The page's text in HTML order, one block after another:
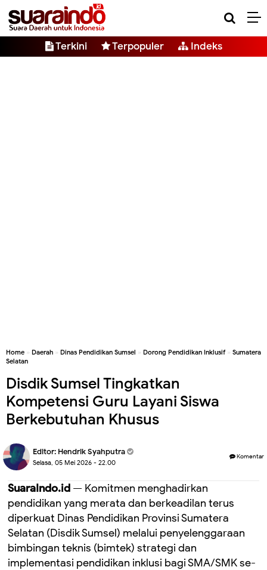
Terkini Terpopuler Indeks
Home » Daerah » Dinas Pendidikan Sumsel » Dorong Pendidikan Inklusif» Sumatera
Selatan
Disdik Sumsel Tingkatkan
Kompetensi Guru Layani Siswa
Berkebutuhan Khusus
Editor: Hendrik Syahputra
Selasa, 05 Mei 2026 - 22.00
Komentar
SuaraIndo.id — Komitmen menghadirkan
pendidikan yang merata dan berkeadilan terus
diperkuat Dinas Pendidikan Provinsi Sumatera
Selatan (Disdik Sumsel) melalui penyelenggaraan
bimbingan teknis (bimtek) strategi dan
implementasi pendidikan inklusi bagi SMA/SMK se-